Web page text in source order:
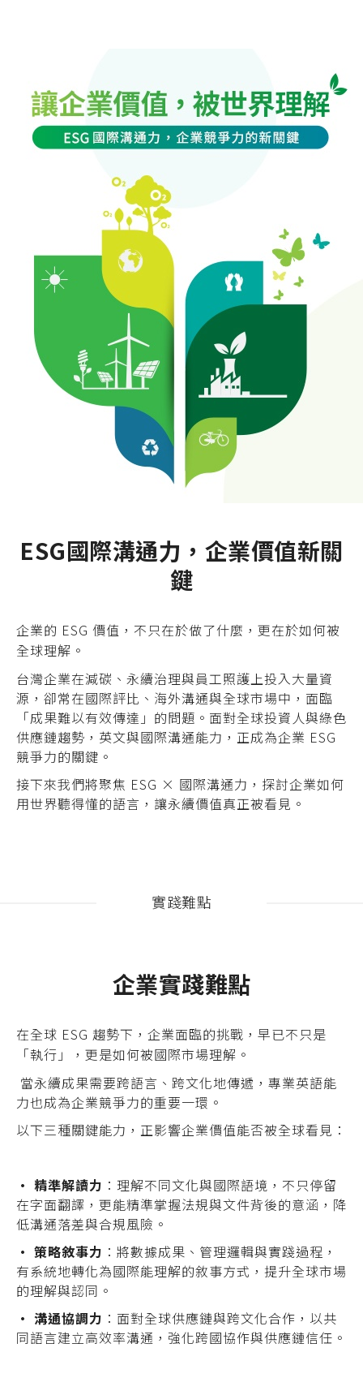
ESG國際溝通力，企業價值新關
鍵
企業的 ESG 價值，不只在於做了什麼，更在於如何被
全球理解。
台灣企業在減碳、永續治理與員工照護上投入大量資
源，卻常在國際評比、海外溝通與全球市場中，面臨
「成果難以有效傳達」的問題。面對全球投資人與綠色
供應鏈趨勢，英文與國際溝通能力，正成為企業 ESG
競爭力的關鍵。
接下來我們將聚焦 ESG × 國際溝通力，探討企業如何
用世界聽得懂的語言，讓永續價值真正被看見。
實踐難點
企業實踐難點
在全球 ESG 趨勢下，企業面臨的挑戰，早已不只是
「執行」，更是如何被國際市場理解。
當永續成果需要跨語言、跨文化地傳遞，專業英語能
力也成為企業競爭力的重要一環。
以下三種關鍵能力，正影響企業價值能否被全球看見：
• 精準解讀力 ：理解不同文化與國際語境，不只停留
在字面翻譯，更能精準掌握法規與文件背後的意涵，降
低溝通落差與合規風險。
• 策略敘事力 ：將數據成果、管理邏輯與實踐過程，
有系統地轉化為國際能理解的敘事方式，提升全球市場
的理解與認同。
• 溝通協調力 ：面對全球供應鏈與跨文化合作，以共
同語言建立高效率溝通，強化跨國協作與供應鏈信任。